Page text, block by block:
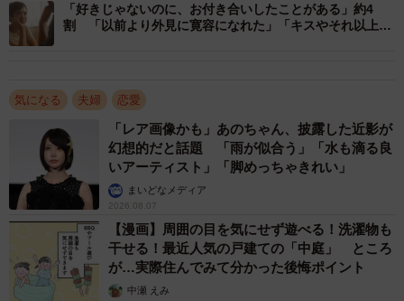
3/6
【男女別】セカンドパートナーがいて良かったこと（提供画像）
これを男女別に見ると、男女いずれも「心が満たされる／
癒やしになる」（男性66.0％、女性71.8％）が最多とな
り、男女間に大きな差はみられないことがわかりました。
「好きじゃないのに、お付き合いしたことがある」約4
割 「以前より外見に寛容になれた」「キスやそれ以上と
気になる 夫婦 恋愛
「レア画像かも」あのちゃん、披露した近影が
幻想的だと話題 「雨が似合う」「水も滴る良
いアーティスト」「脚めっちゃきれい」
まいどなメディア
2026.08.07
【漫画】周囲の目を気にせず遊べる！洗濯物も
干せる！最近人気の戸建ての「中庭」 ところ
が…実際住んでみて分かった後悔ポイント
中瀬 えみ